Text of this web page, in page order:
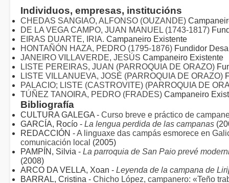
Individuos, empresas, institucións
CHEDAS SANGIAO, ALFONSO (OUZANDE)
DE LA VEGA CAMPO, JUAN MANUEL (1743-1817)
EIRAS DUARTE, IRIA. Campaneiro Existente
HONTAÑÓN HAZA, PEDRO (1795-1876) Fundidor
JANEIRO VILLAVERDE, JESÚS Campaneiro Existente
LISTE PEREIRAS, JUAN (PARROQUIA DE ORAZO)
LISTE VILLANUEVA, JOSÉ (PARROQUIA DE ORAZO)
PALACIO; LISTE (CASTROVITE) (PARROQUIA DE
TÚÑEZ TANOIRA, PEDRO (FRADES) Campaneiro
Bibliografía
CULTURA GALEGA - Curso breve e práctico de
GARCÍA, Rocío - La lengua perdida de las campanas
REDACCIÓN -A linguaxe das campás esmorece en
comunicación local (2005)
PAMPÍN, Silvia - La parroquia de San Paio prevé
(2008)
ARCO DA VELLA, Xoan - Leyenda de la campana de
BARRAL, Cristina - Chicho López, campanero: «Teño